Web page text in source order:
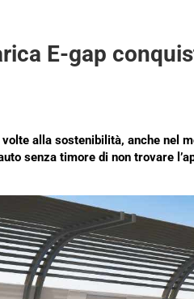
E-gap
alla sostenibilità, anche nel
senza timore di non trovare